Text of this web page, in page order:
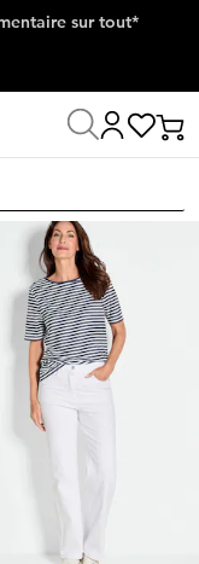
au contenu
sur tout*